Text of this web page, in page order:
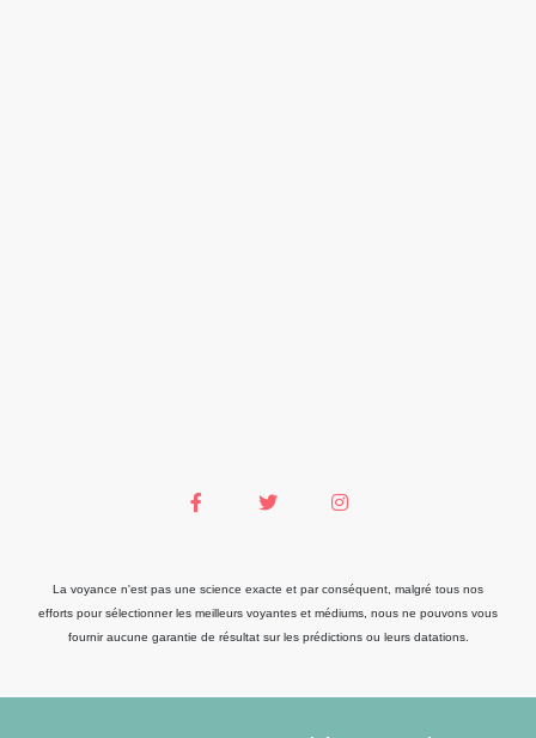
La voyance n'est pas une science exacte et par conséquent, malgré tous nos
efforts pour sélectionner les meilleurs voyantes et médiums, nous ne pouvons vous
fournir aucune garantie de résultat sur les prédictions ou leurs datations.